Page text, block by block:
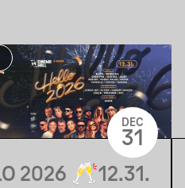
2026 🥂12.31.
DEC
31